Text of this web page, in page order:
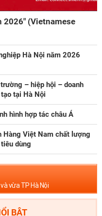
VIÊN
đầy đủ thông tin
Hội viên tại đây
2026" (Vietnamese
Hà Nội năm 2026
– hiệp hội – doanh
tại Hà Nội
hình hợp tác châu Á
Hàng Việt Nam chất lượng
dùng
vừa TP Hà Nội
BẬT